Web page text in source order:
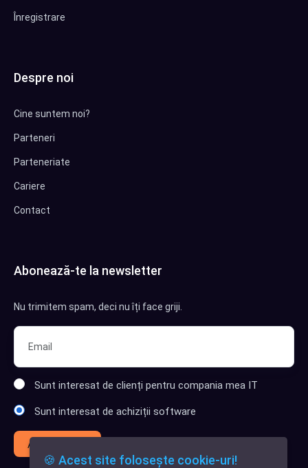
Înregistrare
Despre noi
Cine suntem noi?
Parteneri
Parteneriate
Cariere
Contact
Abonează-te la newsletter
Nu trimitem spam, deci nu îți face griji.
Sunt interesat de clienți pentru compania mea IT
Sunt interesat de achiziții software
Abonează-te
🍪 Acest site folosește cookie-uri!